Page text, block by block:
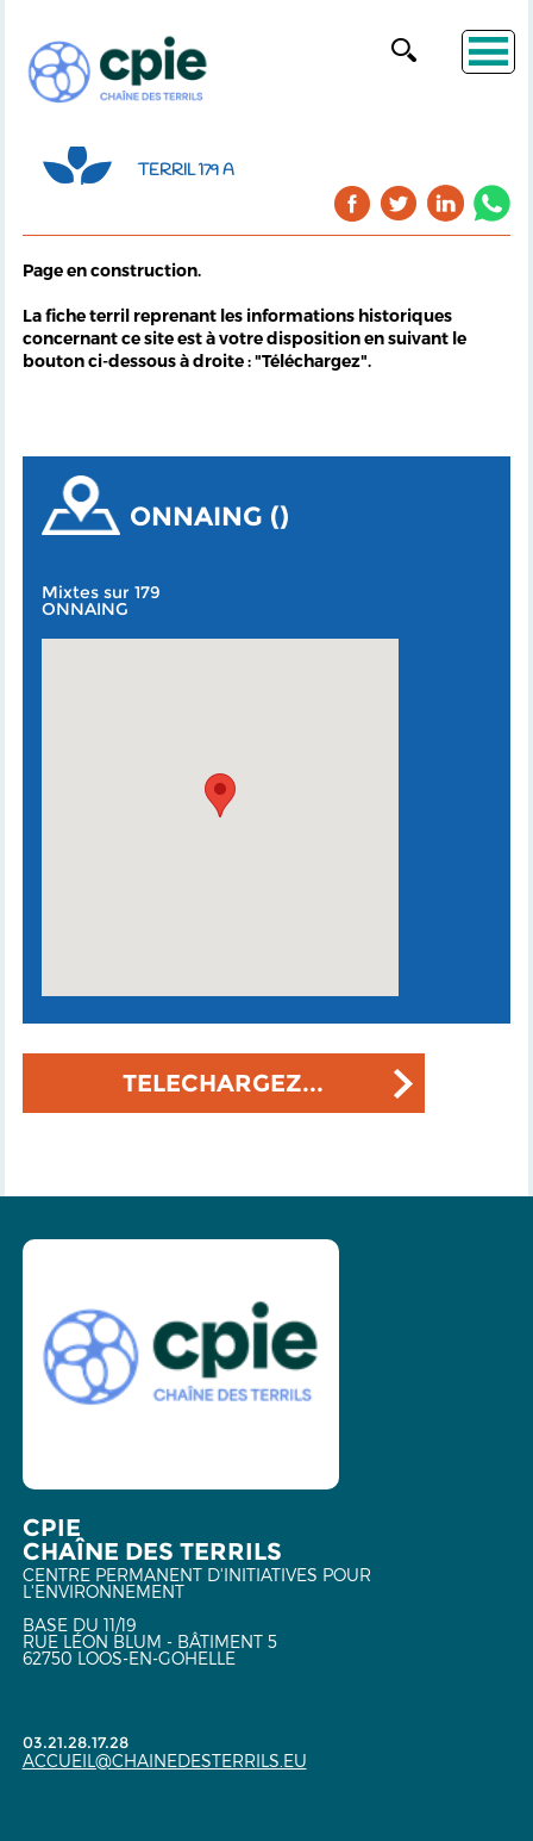
TERRIL 179 A
Page en construction.
La fiche terril reprenant les informations historiques
concernant ce site est à votre disposition en suivant le
bouton ci-dessous à droite : "Téléchargez".
ONNAING ()
Mixtes sur 179
ONNAING
TELECHARGEZ...
CPIE
CHAÎNE DES TERRILS
CENTRE PERMANENT D'INITIATIVES POUR
L'ENVIRONNEMENT
BASE DU 11/19
RUE LÉON BLUM - BÂTIMENT 5
62750 LOOS-EN-GOHELLE
03.21.28.17.28
ACCUEIL@CHAINEDESTERRILS.EU